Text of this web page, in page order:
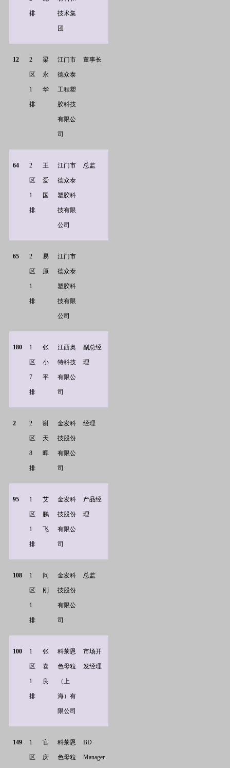
排 技术集
团
12 2
区
1
排
梁
永
华
江门市
德众泰
工程塑
胶科技
有限公
司
董事长
64 2
区
1
排
王
爱
国
江门市
德众泰
塑胶科
技有限
公司
总监
65 2
区
1
排
易
原
江门市
德众泰
塑胶科
技有限
公司
180 1
区
7
排
张
小
平
江西奥
特科技
有限公
司
副总经
理
2 2
区
8
排
谢
天
晖
金发科
技股份
有限公
司
经理
95 1
区
1
排
艾
鹏
飞
金发科
技股份
有限公
司
产品经
理
108 1
区
1
排
问
刚
金发科
技股份
有限公
司
总监
100 1
区
1
排
张
喜
良
科莱恩
色母粒
（上
海）有
限公司
市场开
发经理
149 1
区
官
庆
科莱恩
色母粒
BD
Manager